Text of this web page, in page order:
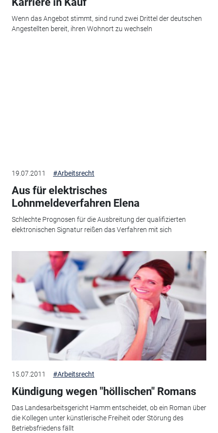
Wenn das Angebot stimmt, sind rund zwei Drittel der deutschen
Angestellten bereit, ihren Wohnort zu wechseln
19.07.2011 #Arbeitsrecht
Aus für elektrisches
Lohnmeldeverfahren Elena
Schlechte Prognosen für die Ausbreitung der qualifizierten
elektronischen Signatur reißen das Verfahren mit sich
15.07.2011 #Arbeitsrecht
Kündigung wegen "höllischen" Romans
Das Landesarbeitsgericht Hamm entscheidet, ob ein Roman über
die Kollegen unter künstlerische Freiheit oder Störung des
Betriebsfriedens fällt